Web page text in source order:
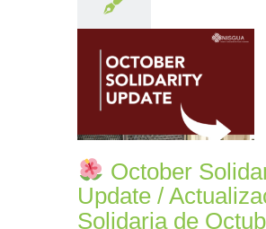
October
Update /
Solidaria de